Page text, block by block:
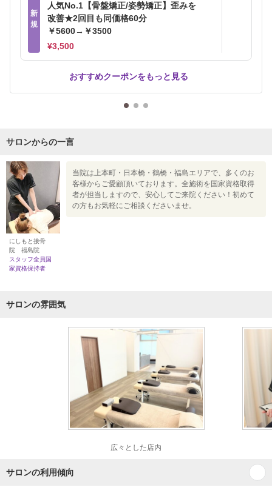
新
規
人気No.1【骨盤矯正/姿勢矯正】歪みを
改善★2回目も同価格60分
￥5600→￥3500
¥3,500
おすすめクーポンをもっと見る
サロンからの一言
にしもと接骨
院 福島院
スタッフ全員国
家資格保持者
当院は上本町・日本橋・鶴橋・福島エリアで、多くのお
客様からご愛顧頂いております。全施術を国家資格取得
者が担当しますので、安心してご来院ください！初めて
の方もお気軽にご相談くださいませ。
サロンの雰囲気
広々とした店内
サロンの利用傾向